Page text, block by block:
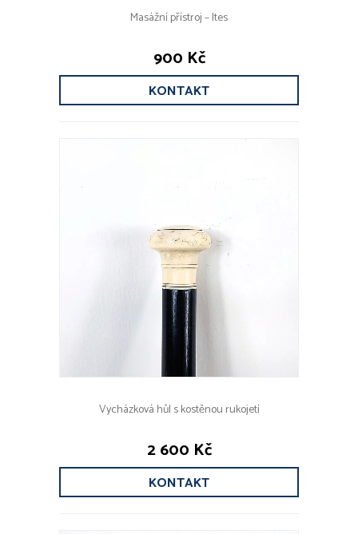
Masážní přístroj – Ites
900 Kč
KONTAKT
Vycházková hůl s kostěnou rukojetí
2 600 Kč
KONTAKT